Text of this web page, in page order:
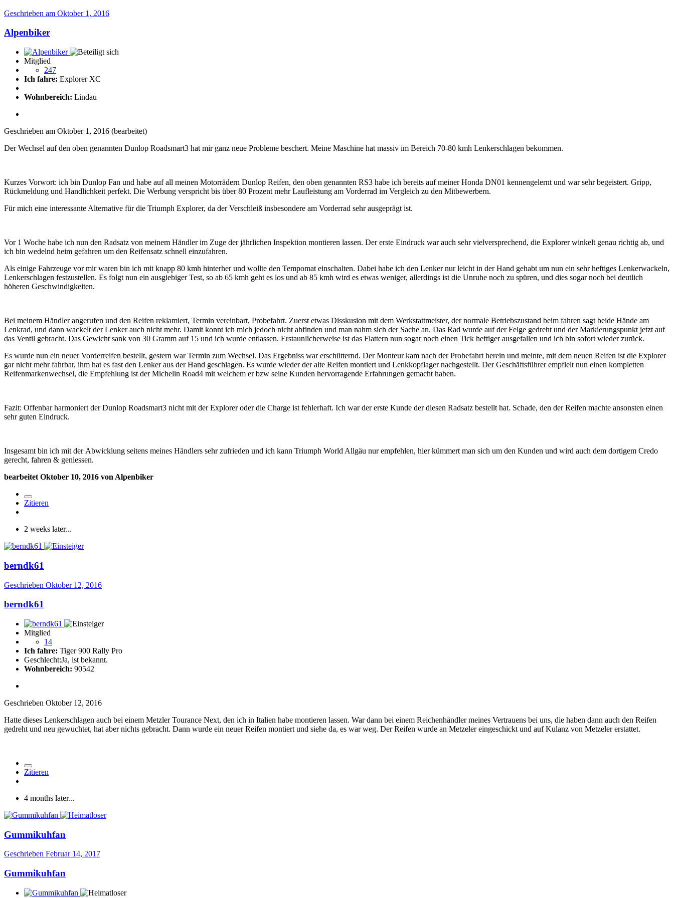
Geschrieben am Oktober 1, 2016
Alpenbiker
Mitglied
247
Ich fahre: Explorer XC
Wohnbereich: Lindau
Geschrieben am Oktober 1, 2016 (bearbeitet)
Der Wechsel auf den oben genannten Dunlop Roadsmart3 hat mir ganz neue Probleme beschert. Meine Maschine hat massiv im Bereich 70-80 kmh Lenkerschlagen bekommen.
Kurzes Vorwort: ich bin Dunlop Fan und habe auf all meinen Motorrädern Dunlop Reifen, den oben genannten RS3 habe ich bereits auf meiner Honda DN01 kennengelernt und war sehr begeistert. Gripp,
Rückmeldung und Handlichkeit perfekt. Die Werbung verspricht bis über 80 Prozent mehr Laufleistung am Vorderrad im Vergleich zu den Mitbewerbern.
Für mich eine interessante Alternative für die Triumph Explorer, da der Verschleiß insbesondere am Vorderrad sehr ausgeprägt ist.
Vor 1 Woche habe ich nun den Radsatz von meinem Händler im Zuge der jährlichen Inspektion montieren lassen. Der erste Eindruck war auch sehr vielversprechend, die Explorer winkelt genau richtig ab, und
ich bin wedelnd heim gefahren um den Reifensatz schnell einzufahren.
Als einige Fahrzeuge vor mir waren bin ich mit knapp 80 kmh hinterher und wollte den Tempomat einschalten. Dabei habe ich den Lenker nur leicht in der Hand gehabt um nun ein sehr heftiges Lenkerwackeln,
Lenkerschlagen festzustellen. Es folgt nun ein ausgiebiger Test, so ab 65 kmh geht es los und ab 85 kmh wird es etwas weniger, allerdings ist die Unruhe noch zu spüren, und dies sogar noch bei deutlich
höheren Geschwindigkeiten.
Bei meinem Händler angerufen und den Reifen reklamiert, Termin vereinbart, Probefahrt. Zuerst etwas Disskusion mit dem Werkstattmeister, der normale Betriebszustand beim fahren sagt beide Hände am
Lenkrad, und dann wackelt der Lenker auch nicht mehr. Damit konnt ich mich jedoch nicht abfinden und man nahm sich der Sache an. Das Rad wurde auf der Felge gedreht und der Markierungspunkt jetzt auf
das Ventil gebracht. Das Gewicht sank von 30 Gramm auf 15 und ich wurde entlassen. Erstaunlicherweise ist das Flattern nun sogar noch einen Tick heftiger ausgefallen und ich bin sofort wieder zurück.
Es wurde nun ein neuer Vorderreifen bestellt, gestern war Termin zum Wechsel. Das Ergebniss war erschütternd. Der Monteur kam nach der Probefahrt herein und meinte, mit dem neuen Reifen ist die Explorer
gar nicht mehr fahrbar, ihm hat es fast den Lenker aus der Hand geschlagen. Es wurde wieder der alte Reifen montiert und Lenkkopflager nachgestellt. Der Geschäftsführer empfielt nun einen kompletten
Reifenmarkenwechsel, die Empfehlung ist der Michelin Road4 mit welchem er bzw seine Kunden hervorragende Erfahrungen gemacht haben.
Fazit: Offenbar harmoniert der Dunlop Roadsmart3 nicht mit der Explorer oder die Charge ist fehlerhaft. Ich war der erste Kunde der diesen Radsatz bestellt hat. Schade, den der Reifen machte ansonsten einen
sehr guten Eindruck.
Insgesamt bin ich mit der Abwicklung seitens meines Händlers sehr zufrieden und ich kann Triumph World Allgäu nur empfehlen, hier kümmert man sich um den Kunden und wird auch dem dortigem Credo
gerecht, fahren & geniessen.
bearbeitet Oktober 10, 2016 von Alpenbiker
Zitieren
2 weeks later...
berndk61
Geschrieben Oktober 12, 2016
berndk61
Mitglied
14
Ich fahre: Tiger 900 Rally Pro
Geschlecht:Ja, ist bekannt.
Wohnbereich: 90542
Geschrieben Oktober 12, 2016
Hatte dieses Lenkerschlagen auch bei einem Metzler Tourance Next, den ich in Italien habe montieren lassen. War dann bei einem Reichenhändler meines Vertrauens bei uns, die haben dann auch den Reifen
gedreht und neu gewuchtet, hat aber nichts gebracht. Dann wurde ein neuer Reifen montiert und siehe da, es war weg. Der Reifen wurde an Metzeler eingeschickt und auf Kulanz von Metzeler erstattet.
Zitieren
4 months later...
Gummikuhfan
Geschrieben Februar 14, 2017
Gummikuhfan